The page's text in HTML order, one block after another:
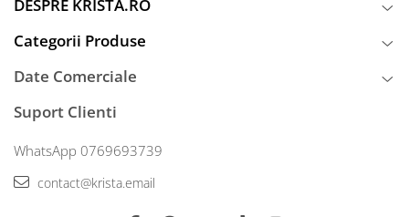
DESPRE KRISTA.RO
Categorii Produse
Date Comerciale
Suport Clienti
WhatsApp 0769693739
contact@krista.email